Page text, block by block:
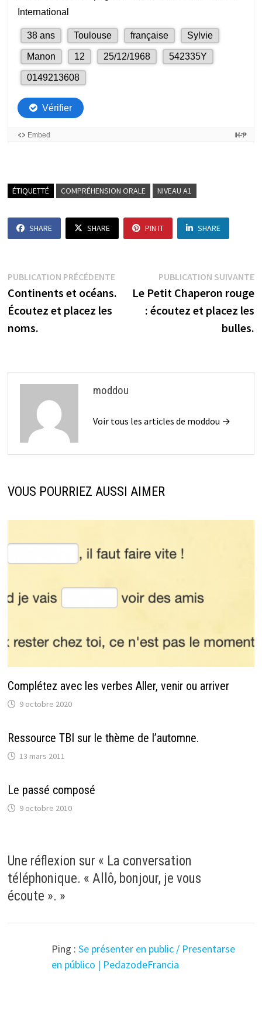
ÉTIQUETTÉ COMPRÉHENSION ORALE NIVEAU A1
SHARE SHARE PIN IT SHARE
Navigation
de
l’article
PUBLICATION PRÉCÉDENTEPublication
précédente :
Continents et océans.
Écoutez et placez les
noms.
PUBLICATION SUIVANTE
Le Petit Chaperon rouge
: écoutez et placez les
bulles.
moddou
Voir tous les articles de moddou →
VOUS POURRIEZ AUSSI AIMER
Complétez avec les verbes Aller, venir ou arriver
9 octobre 2020
Ressource TBI sur le thème de l’automne.
13 mars 2011
Le passé composé
9 octobre 2010
Une réflexion sur « La conversation
téléphonique. « Allô, bonjour, je vous
écoute ». »
Ping : Se présenter en public / Presentarse
en público | PedazodeFrancia